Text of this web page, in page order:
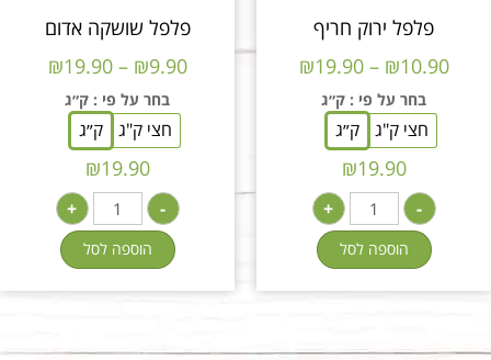
פלפל ירוק חריף
₪10.90
–
₪19.90
בחר על פי : ק״ג
חצי ק"ג ק״ג
₪19.90
-
+
הוספה לסל
פלפל שושקה אדום
₪9.90
–
₪19.90
בחר על פי : ק״ג
חצי ק"ג ק״ג
₪19.90
-
+
הוספה לסל